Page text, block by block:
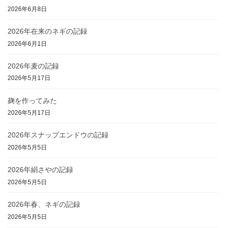
2026年6月8日
2026年在来のネギの記録
2026年6月1日
2026年麦の記録
2026年5月17日
麹を作ってみた
2026年5月17日
2026年スナップエンドウの記録
2026年5月5日
2026年絹さやの記録
2026年5月5日
2026年春、ネギの記録
2026年5月5日